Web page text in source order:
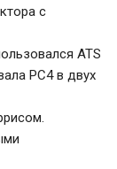
с
ATS
PC4 в двух